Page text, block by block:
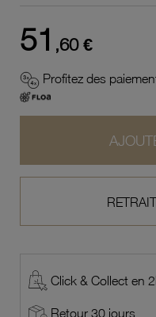
51 ,60 €
Profitez des
Click & Collect en
Retour 30 jours